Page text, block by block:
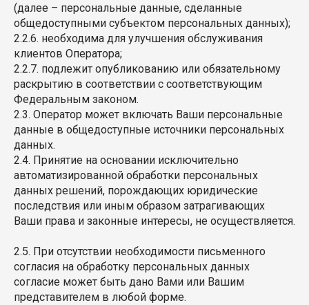
(далее – персональные данные, сделанные
общедоступными субъектом персональных данных);
2.2.6. необходима для улучшения обслуживания
клиентов Оператора;
2.2.7. подлежит опубликованию или обязательному
раскрытию в соответствии с соответствующим
Федеральным законом.
2.3. Оператор может включать Ваши персональные
данные в общедоступные источники персональных
данных.
2.4. Принятие на основании исключительно
автоматизированной обработки персональных
данных решений, порождающих юридические
последствия или иным образом затрагивающих
Ваши права и законные интересы, не осуществляется.
2.5. При отсутствии необходимости письменного
согласия на обработку персональных данных
согласие может быть дано Вами или Вашим
представителем в любой форме.